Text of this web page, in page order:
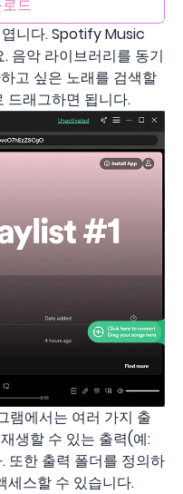
드
니다. Spotify Music
음악 라이브러리를 동기
고 싶은 노래를 검색할
드래그하면 됩니다.
램에서는 여러 가지 출
생할 수 있는 출력(예:
또한 출력 폴더를 정의하
스할 수 있습니다.